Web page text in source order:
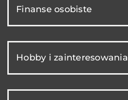
Finanse osobiste
Hobby i zainteresowania